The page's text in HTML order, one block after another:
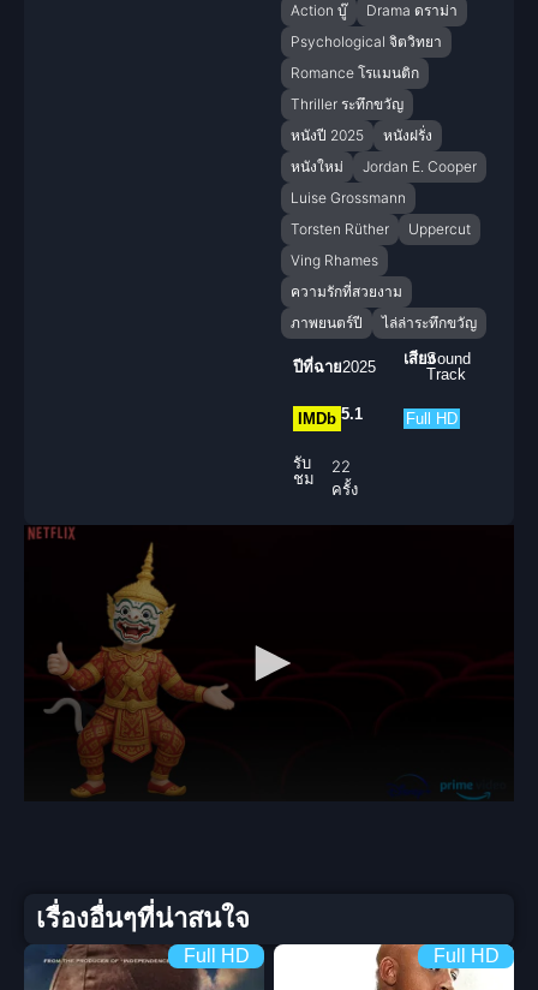
Action บู๊
Drama ดราม่า
Psychological จิตวิทยา
Romance โรแมนติก
Thriller ระทึกขวัญ
หนังปี 2025
หนังฝรั่ง
หนังใหม่
Jordan E. Cooper
Luise Grossmann
Torsten Rüther
Uppercut
Ving Rhames
ความรักที่สวยงาม
ภาพยนตร์ปี
ไล่ล่าระทึกขวัญ
ปีที่ฉาย2025 เสียงSound
Track
IMDb 5.1 Full HD
รับ
ชม
22
ครั้ง
เรื่องอื่นๆที่น่าสนใจ
Full HD Full HD